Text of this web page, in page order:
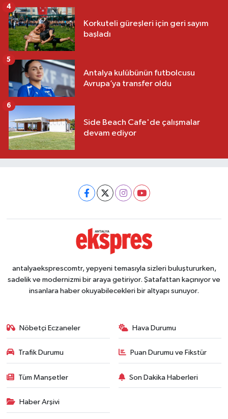
Korkuteli güreşleri için geri sayım
başladı
4
Antalya kulübünün futbolcusu
Avrupa’ya transfer oldu
5
Side Beach Cafe'de çalışmalar
devam ediyor
6
antalyaeksprescomtr, yepyeni temasıyla sizleri buluştururken,
sadelik ve modernizmi bir araya getiriyor. Şatafattan kaçınıyor ve
insanlara haber okuyabilecekleri bir altyapı sunuyor.
Nöbetçi Eczaneler Hava Durumu
Trafik Durumu Puan Durumu ve Fikstür
Tüm Manşetler Son Dakika Haberleri
Haber Arşivi